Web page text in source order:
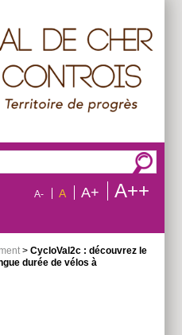
A- A A+ A++
> CycloVal2c : découvrez le
durée de vélos à